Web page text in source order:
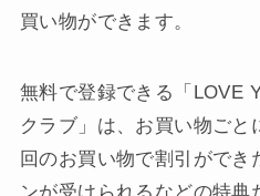
買い物ができます。
無料で登録できる「LOVE
クラブ」は、お買い物ごと
回のお買い物で割引ができ